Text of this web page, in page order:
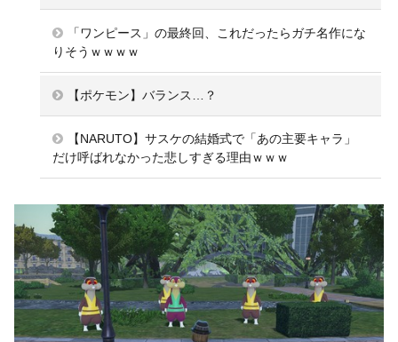
「ワンピース」の最終回、これだったらガチ名作にな
りそうｗｗｗｗ
【ポケモン】バランス…？
【NARUTO】サスケの結婚式で「あの主要キャラ」
だけ呼ばれなかった悲しすぎる理由ｗｗｗ